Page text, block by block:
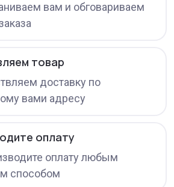
вам и обговариваем
товар
доставку по
вами адресу
оплату
оплату любым
способом